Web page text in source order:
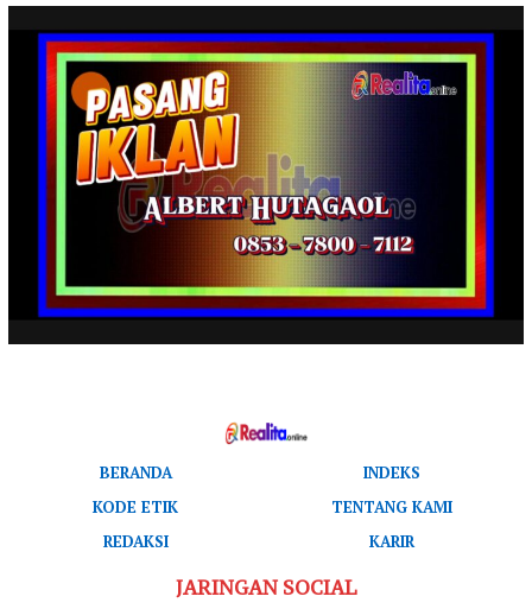
BERANDA
INDEKS
KODE ETIK
TENTANG KAMI
REDAKSI
KARIR
JARINGAN SOCIAL